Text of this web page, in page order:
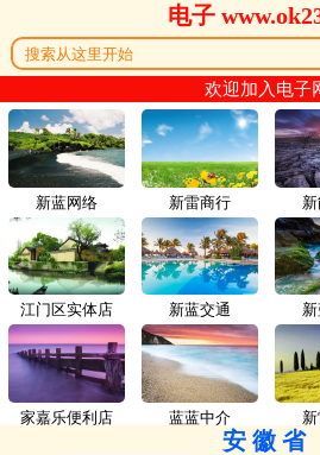
电子
欢迎加入电子
新蓝网络 新雷商行
江门区实体店 新蓝交通
家嘉乐便利店 蓝蓝中介
安徽省